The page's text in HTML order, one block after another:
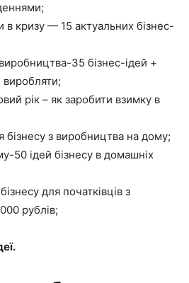
в кризу — 15 актуальних бізнес-
35 бізнес-ідей +
рік – як заробити взимку в
бізнесу з виробництва на дому;
50 ідей бізнесу в домашніх
для початківців з
рублів;